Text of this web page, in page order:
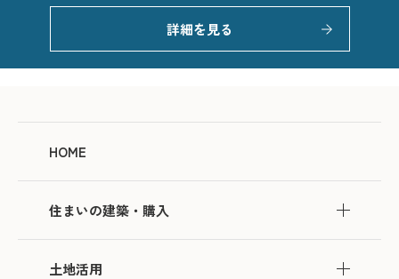
詳細を見る
HOME
住まいの建築・購入
土地活用